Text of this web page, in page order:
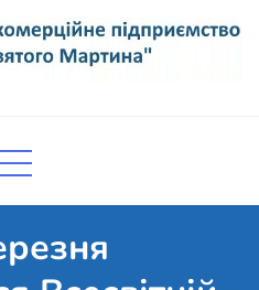
Святого